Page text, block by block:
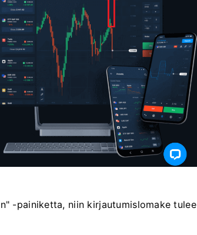
-painiketta, niin kirjautumislomake tulee